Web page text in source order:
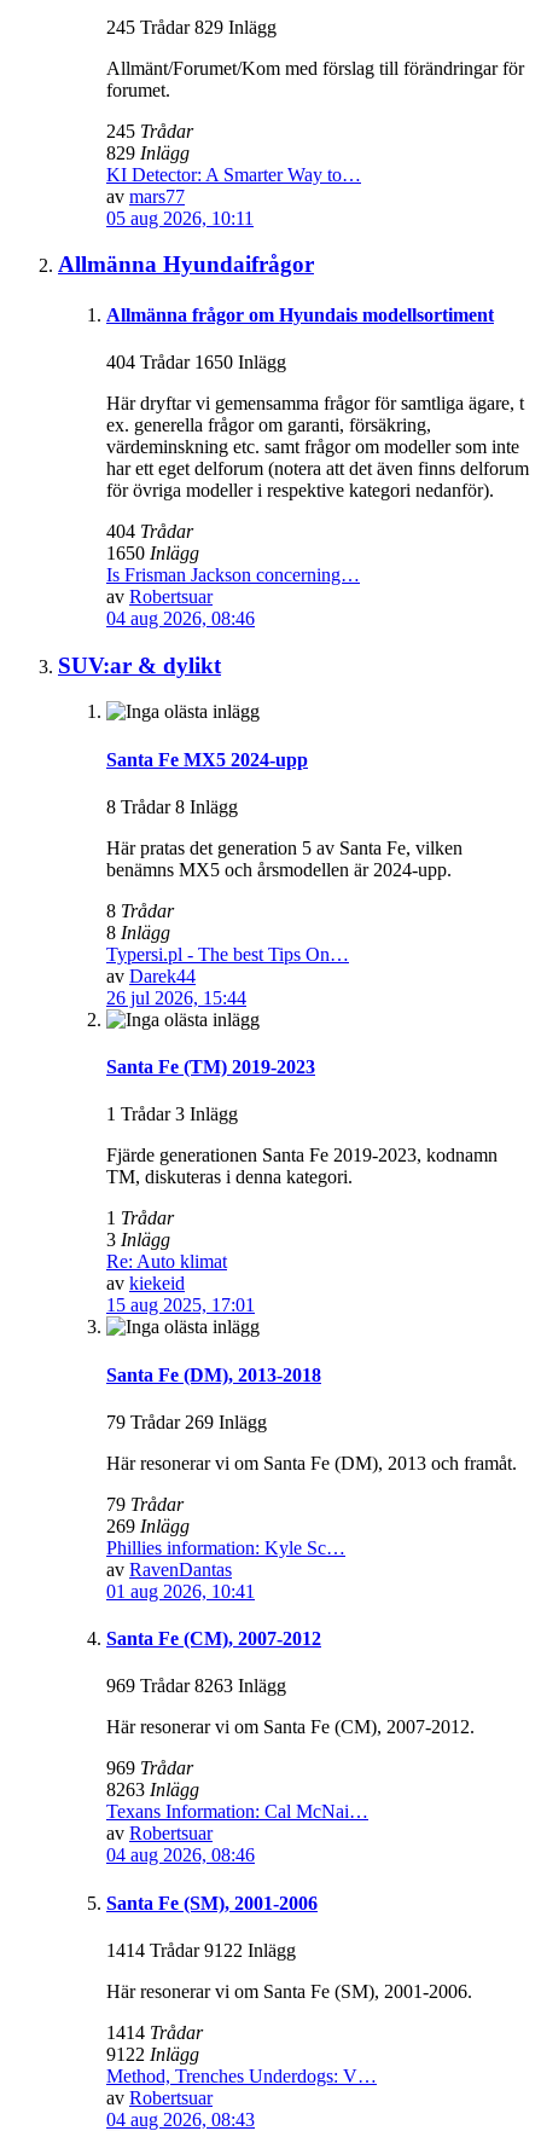
245 Trådar 829 Inlägg
Allmänt/Forumet/Kom med förslag till förändringar för
forumet.
245 Trådar
829 Inlägg
KI Detector: A Smarter Way to…
av mars77
05 aug 2026, 10:11
Allmänna Hyundaifrågor
Allmänna frågor om Hyundais modellsortiment
404 Trådar 1650 Inlägg
Här dryftar vi gemensamma frågor för samtliga ägare, t
ex. generella frågor om garanti, försäkring,
värdeminskning etc. samt frågor om modeller som inte
har ett eget delforum (notera att det även finns delforum
för övriga modeller i respektive kategori nedanför).
404 Trådar
1650 Inlägg
Is Frisman Jackson concerning…
av Robertsuar
04 aug 2026, 08:46
SUV:ar & dylikt
Santa Fe MX5 2024-upp
8 Trådar 8 Inlägg
Här pratas det generation 5 av Santa Fe, vilken
benämns MX5 och årsmodellen är 2024-upp.
8 Trådar
8 Inlägg
Typersi.pl - The best Tips On…
av Darek44
26 jul 2026, 15:44
Santa Fe (TM) 2019-2023
1 Trådar 3 Inlägg
Fjärde generationen Santa Fe 2019-2023, kodnamn
TM, diskuteras i denna kategori.
1 Trådar
3 Inlägg
Re: Auto klimat
av kiekeid
15 aug 2025, 17:01
Santa Fe (DM), 2013-2018
79 Trådar 269 Inlägg
Här resonerar vi om Santa Fe (DM), 2013 och framåt.
79 Trådar
269 Inlägg
Phillies information: Kyle Sc…
av RavenDantas
01 aug 2026, 10:41
Santa Fe (CM), 2007-2012
969 Trådar 8263 Inlägg
Här resonerar vi om Santa Fe (CM), 2007-2012.
969 Trådar
8263 Inlägg
Texans Information: Cal McNai…
av Robertsuar
04 aug 2026, 08:46
Santa Fe (SM), 2001-2006
1414 Trådar 9122 Inlägg
Här resonerar vi om Santa Fe (SM), 2001-2006.
1414 Trådar
9122 Inlägg
Method, Trenches Underdogs: V…
av Robertsuar
04 aug 2026, 08:43